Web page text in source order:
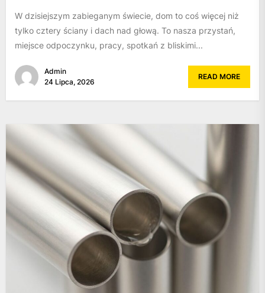
W dzisiejszym zabieganym świecie, dom to coś więcej niż
tylko cztery ściany i dach nad głową. To nasza przystań,
miejsce odpoczynku, pracy, spotkań z bliskimi...
Admin
24 Lipca, 2026
READ MORE